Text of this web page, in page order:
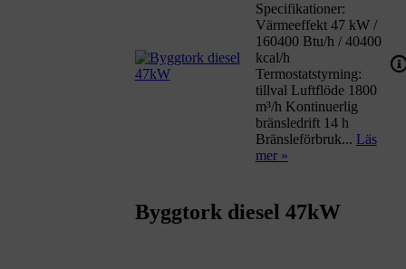
Specifikationer:
Värmeeffekt 47 kW /
160400 Btu/h / 40400
kcal/h
Termostatstyrning:
tillval Luftflöde 1800
m³/h Kontinuerlig
bränsledrift 14 h
Bränsleförbruk... Läs
mer »
Byggtork diesel 47kW